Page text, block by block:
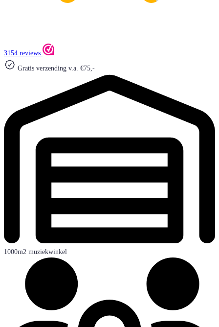
3154 reviews
Gratis verzending v.a. €75,-
1000m2 muziekwinkel